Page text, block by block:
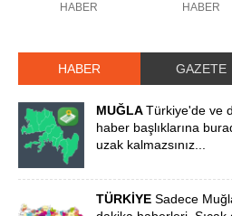
HABER HABER
HABER GAZETE
MUĞLATürkiye'de ve
haber başlıklarına
uzak kalmazsınız...
TÜRKİYESadece